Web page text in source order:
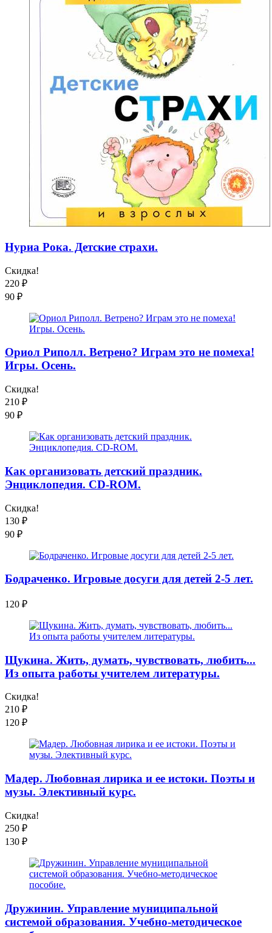
Нуриа Рока. Детские страхи.
Скидка!
220 ₽
90 ₽
Ориол Риполл. Ветрено? Играм это не помеха!
Игры. Осень.
Скидка!
210 ₽
90 ₽
Как организовать детский праздник.
Энциклопедия. CD-ROM.
Скидка!
130 ₽
90 ₽
Бодраченко. Игровые досуги для детей 2-5 лет.
120 ₽
Щукина. Жить, думать, чувствовать, любить...
Из опыта работы учителем литературы.
Скидка!
210 ₽
120 ₽
Мадер. Любовная лирика и ее истоки. Поэты и
музы. Элективный курс.
Скидка!
250 ₽
130 ₽
Дружинин. Управление муниципальной
системой образования. Учебно-методическое